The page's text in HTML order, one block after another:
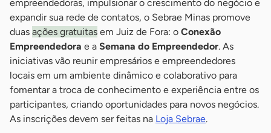
empreendedoras, impulsionar o crescimento do negócio e
expandir sua rede de contatos, o Sebrae Minas promove
duas ações gratuitas em Juiz de Fora: o Conexão
Empreendedora e a Semana do Empreendedor. As
iniciativas vão reunir empresários e empreendedores
locais em um ambiente dinâmico e colaborativo para
fomentar a troca de conhecimento e experiência entre os
participantes, criando oportunidades para novos negócios.
As inscrições devem ser feitas na Loja Sebrae.